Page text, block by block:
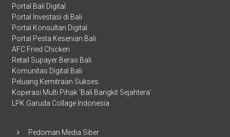
Portal Bali Digital
Portal Investasi di Bali
Portal Konsultan Digital
Portal Pesta Kesenian Bali
AFC Fried Chicken
Retail Supayer Beras Bali
Komunitas Digital Bali
Peluang Kemitraan Sukses
Koperasi Multi Pihak 'Bali Bangkit Sejahtera'
LPK Garuda Collage Indonesia
Pedoman Media Siber